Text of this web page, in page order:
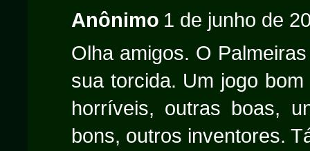
Anônimo 1 de junho de
Olha amigos. O
sua torcida. Um jogo
horríveis, outras boas,
bons, outros inventores.